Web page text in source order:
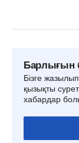
Барлығын
Бізге
қызықты
хабардар